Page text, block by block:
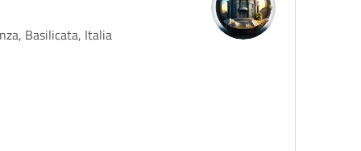
Basilicata, Italia